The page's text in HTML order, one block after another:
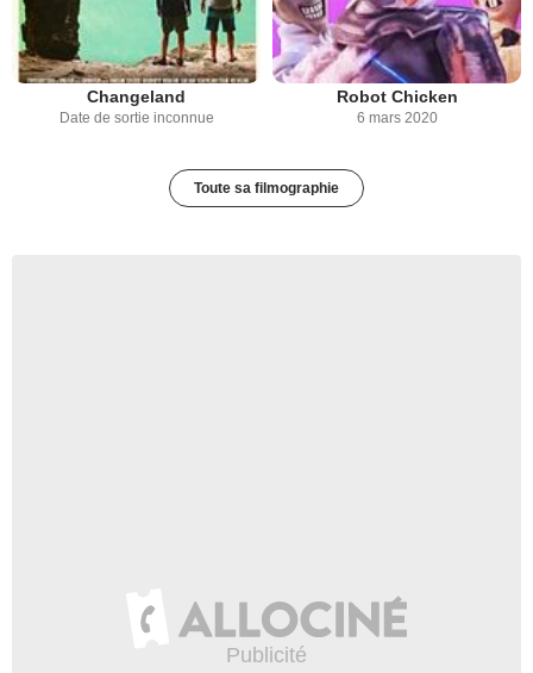
Changeland
Date de sortie inconnue
Robot Chicken
6 mars 2020
Toute sa filmographie